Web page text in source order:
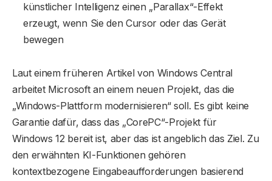
künstlicher Intelligenz einen „Parallax“-Effekt
erzeugt, wenn Sie den Cursor oder das Gerät
bewegen
Laut einem früheren Artikel von Windows Central
arbeitet Microsoft an einem neuen Projekt, das die
„Windows-Plattform modernisieren“ soll. Es gibt keine
Garantie dafür, dass das „CorePC“-Projekt für
Windows 12 bereit ist, aber das ist angeblich das Ziel. Zu
den erwähnten KI-Funktionen gehören
kontextbezogene Eingabeaufforderungen basierend